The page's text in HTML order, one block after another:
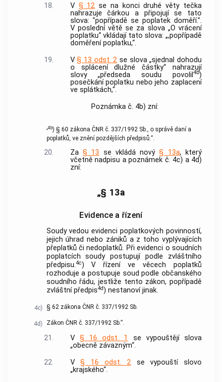
18. V § 12 se na konci druhé věty tečka
nahrazuje čárkou a připojují se tato
slova: "popřípadě se poplatek doměří.".
V poslední větě se za slova „O vrácení
poplatku“ vkládají tato slova: „,popřípadě
doměření poplatku,“.
19.
V§ 13 odst. 2 se slova „sjednal dohodu
o splácení dlužné částky“ nahrazují
slovy „předseda soudu povolil 4b)
posečkání poplatku nebo jeho zaplacení
ve splátkách,“.
Poznámka č. 4b) zní:
4b) § 60 zákona ČNR č. 337/1992 Sb., o správě daní a
poplatků, ve znění pozdějších předpisů.“.
20. Za§ 13 se vkládá nový§ 13a, který
včetně nadpisu a poznámek č. 4c) a 4d)
zní:
„§ 13a
Evidence a řízení
Soudy vedou evidenci poplatkových povinností,
jejich úhrad nebo zániků a z toho vyplývajících
přeplatků či nedoplatků. Při evidenci o soudních
poplatcích soudy postupují podle zvláštního
předpisu.4c) V řízení ve věcech poplatků
rozhoduje a postupuje soud podle občanského
soudního řádu, jestliže tento zákon, popřípadě
zvláštní předpis4d ) nestanoví jinak.
4c) § 62 zákona ČNR č. 337/1992 Sb.
4d) Zákon ČNR č. 337/1992 Sb.“.
21. V § 16 odst. 1
se vypouštějí slova
„obecně závazným“.
22.
V§ 16 odst. 2 se vypouští slovo
„krajského“.